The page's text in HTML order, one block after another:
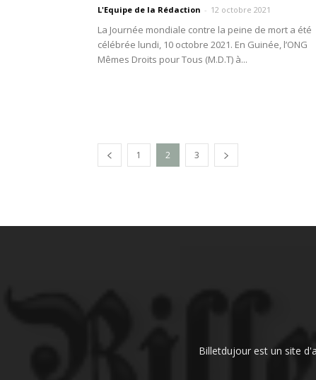
L'Equipe de la Rédaction - 12 octobre 2021
La Journée mondiale contre la peine de mort a été
célébrée lundi, 10 octobre 2021. En Guinée, l’ONG
Mêmes Droits pour Tous (M.D.T) à...
1 2 3
Billetdujour est un site